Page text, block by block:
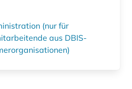
(nur für
aus DBIS-